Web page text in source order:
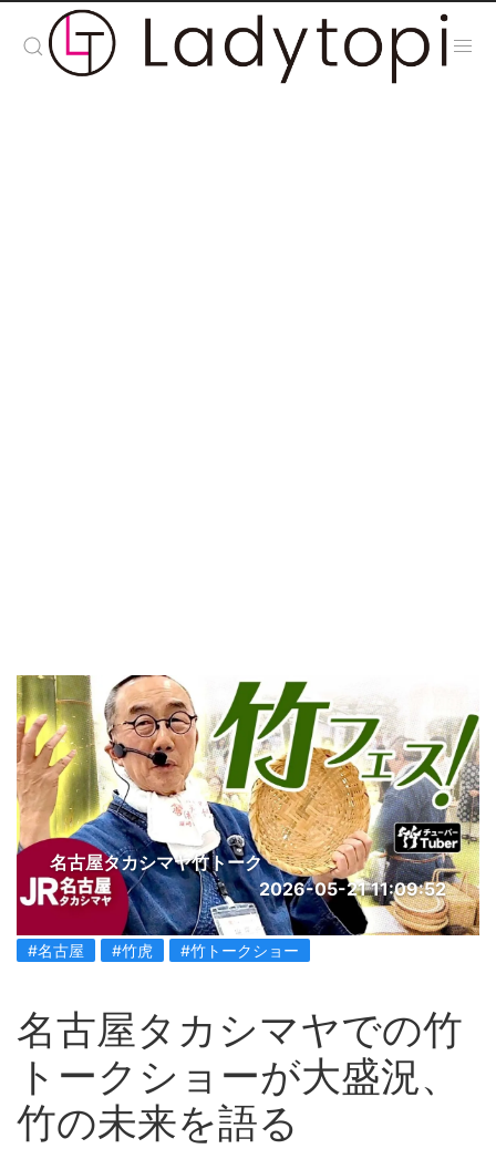
名古屋タカシマヤ竹トーク
2026-05-21 11:09:52
#名古屋 #竹虎 #竹トークショー
名古屋タカシマヤでの竹
トークショーが大盛況、
竹の未来を語る